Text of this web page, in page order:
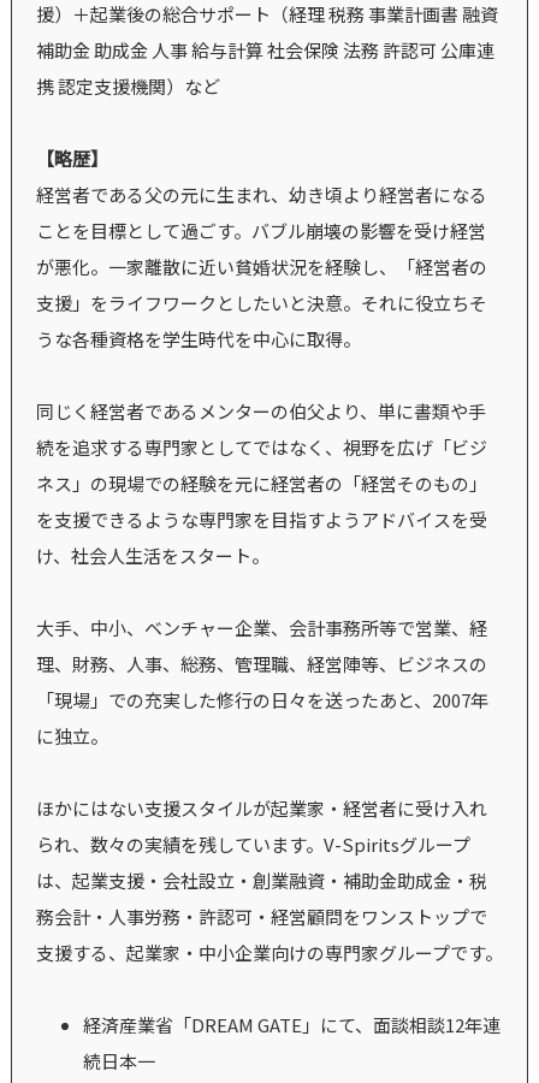
援）＋起業後の総合サポート（経理 税務 事業計画書 融資
補助金 助成金 人事 給与計算 社会保険 法務 許認可 公庫連
携 認定支援機関）など
【略歴】
経営者である父の元に生まれ、幼き頃より経営者になる
ことを目標として過ごす。バブル崩壊の影響を受け経営
が悪化。一家離散に近い貧婚状況を経験し、「経営者の
支援」をライフワークとしたいと決意。それに役立ちそ
うな各種資格を学生時代を中心に取得。
同じく経営者であるメンターの伯父より、単に書類や手
続を追求する専門家としてではなく、視野を広げ「ビジ
ネス」の現場での経験を元に経営者の「経営そのもの」
を支援できるような専門家を目指すようアドバイスを受
け、社会人生活をスタート。
大手、中小、ベンチャー企業、会計事務所等で営業、経
理、財務、人事、総務、管理職、経営陣等、ビジネスの
「現場」での充実した修行の日々を送ったあと、2007年
に独立。
ほかにはない支援スタイルが起業家・経営者に受け入れ
られ、数々の実績を残しています。V-Spiritsグループ
は、起業支援・会社設立・創業融資・補助金助成金・税
務会計・人事労務・許認可・経営顧問をワンストップで
支援する、起業家・中小企業向けの専門家グループです。
経済産業省「DREAM GATE」にて、面談相談12年連
続日本一